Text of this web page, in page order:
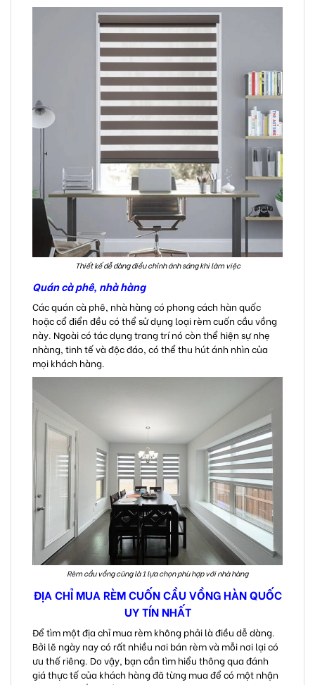
Thiết kế dễ dàng điều chỉnh ánh sáng khi làm việc
Quán cà phê, nhà hàng
Các quán cà phê, nhà hàng có phong cách hàn quốc
hoặc cổ điển đều có thể sử dụng loại rèm cuốn cầu vồng
này. Ngoài có tác dụng trang trí nó còn thể hiện sự nhẹ
nhàng, tinh tế và độc đáo, có thể thu hút ánh nhìn của
mọi khách hàng.
Rèm cầu vồng cũng là 1 lựa chọn phù hợp với nhà hàng
ĐỊA CHỈ MUA RÈM CUỐN CẦU VỒNG HÀN QUỐC
UY TÍN NHẤT
Để tìm một địa chỉ mua rèm không phải là điều dễ dàng.
Bởi lẽ ngày nay có rất nhiều nơi bán rèm và mỗi nơi lại có
ưu thế riêng. Do vậy, bạn cần tìm hiểu thông qua đánh
giá thực tế của khách hàng đã từng mua để có một nhận